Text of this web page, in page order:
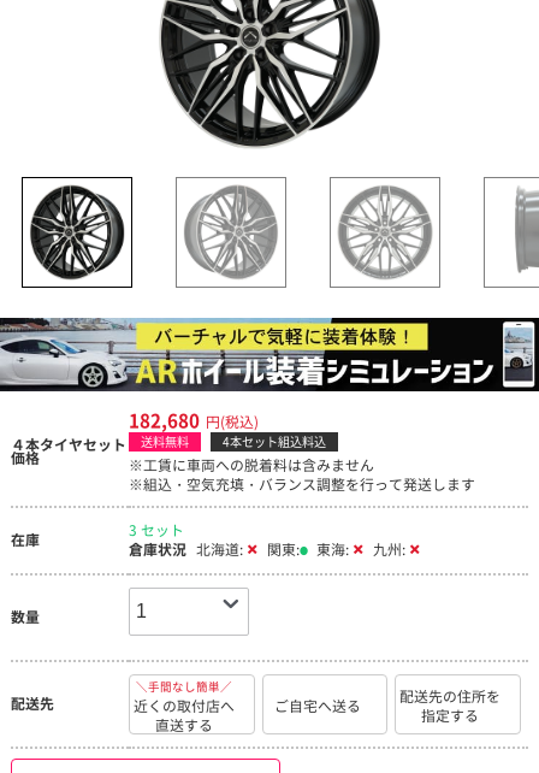
４本タイヤセット
価格
182,680 円(税込)
送料無料 4本セット組込料込
※工賃に車両への脱着料は含みません
※組込・空気充填・バランス調整を行って発送します
在庫
3 セット
倉庫状況 北海道: 関東: 東海: 九州:
数量
配送先
＼手間なし簡単／
近くの取付店へ
直送する
ご自宅へ送る
配送先の住所を
指定する